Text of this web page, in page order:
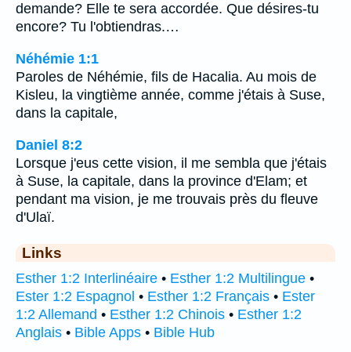
demande? Elle te sera accordée. Que désires-tu
encore? Tu l'obtiendras.…
Néhémie 1:1
Paroles de Néhémie, fils de Hacalia. Au mois de
Kisleu, la vingtième année, comme j'étais à Suse,
dans la capitale,
Daniel 8:2
Lorsque j'eus cette vision, il me sembla que j'étais
à Suse, la capitale, dans la province d'Elam; et
pendant ma vision, je me trouvais près du fleuve
d'Ulaï.
Links
Esther 1:2 Interlinéaire • Esther 1:2 Multilingue •
Ester 1:2 Espagnol • Esther 1:2 Français • Ester
1:2 Allemand • Esther 1:2 Chinois • Esther 1:2
Anglais • Bible Apps • Bible Hub